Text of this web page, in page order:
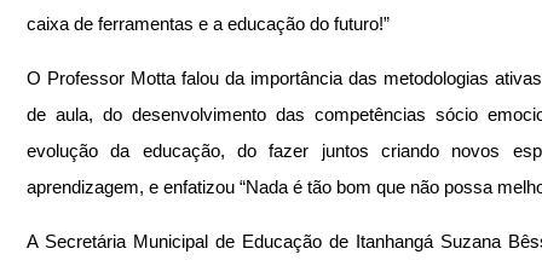
caixa de ferramentas e a educação do futuro!”
O Professor Motta falou da importância das metodologias
de aula, do desenvolvimento das competências sócio
evolução da educação, do fazer juntos criando novos
aprendizagem, e enfatizou “Nada é tão bom que não possa
A Secretária Municipal de Educação de Itanhangá Suzana